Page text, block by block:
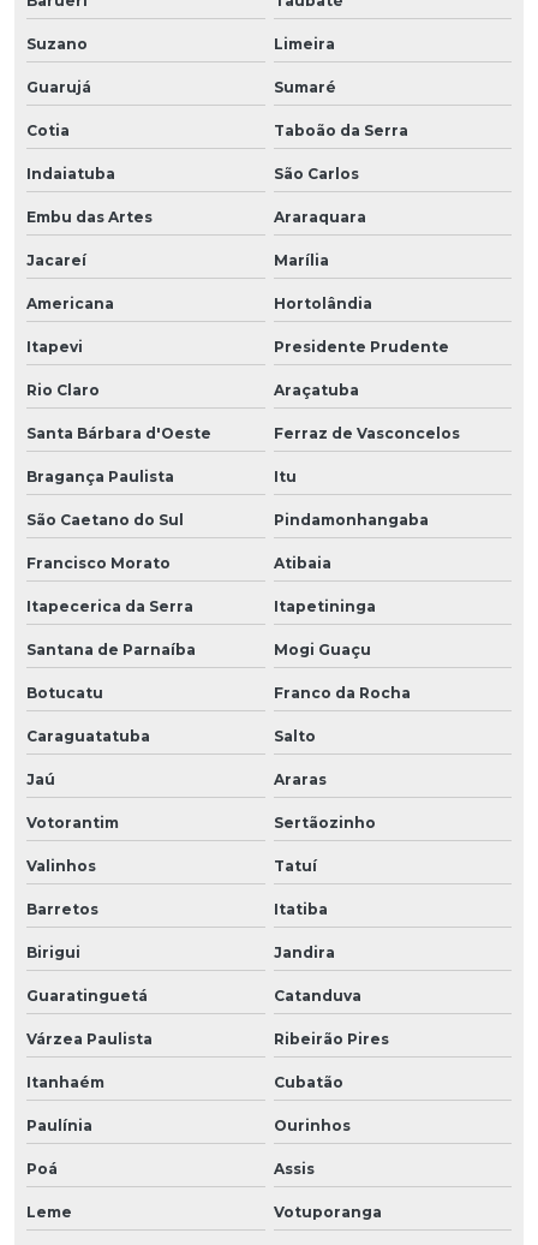
Suzano Limeira
Guarujá Sumaré
Cotia Taboão da Serra
Indaiatuba São Carlos
Embu das Artes Araraquara
Jacareí Marília
Americana Hortolândia
Itapevi Presidente Prudente
Rio Claro Araçatuba
Santa Bárbara d'Oeste Ferraz de Vasconcelos
Bragança Paulista Itu
São Caetano do Sul Pindamonhangaba
Francisco Morato Atibaia
Itapecerica da Serra Itapetininga
Santana de Parnaíba Mogi Guaçu
Botucatu Franco da Rocha
Caraguatatuba Salto
Jaú Araras
Votorantim Sertãozinho
Valinhos Tatuí
Barretos Itatiba
Birigui Jandira
Guaratinguetá Catanduva
Várzea Paulista Ribeirão Pires
Itanhaém Cubatão
Paulínia Ourinhos
Poá Assis
Leme Votuporanga